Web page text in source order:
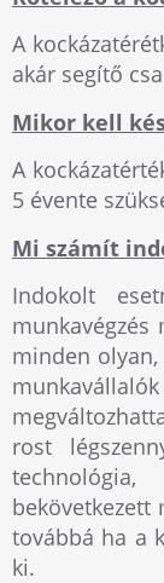
A
akár segítő
Mikor kell
A
5 évente
Mi számít
Indokolt
munkavégzés
minden olyan,
rost
technológia,
bekövetkezett
továbbá ha a
ki.